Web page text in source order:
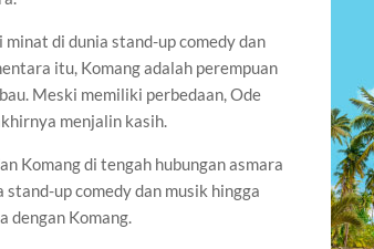
di dunia stand-up comedy dan
itu, Komang adalah perempuan
Meski memiliki perbedaan, Ode
menjalin kasih.
Komang di tengah hubungan asmara
up comedy dan musik hingga
dengan Komang.